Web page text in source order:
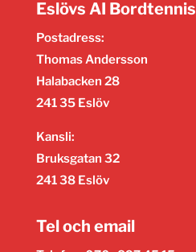
Eslövs AI Bordtennis
Postadress:
Thomas Andersson
Halabacken 28
241 35 Eslöv
Kansli:
Bruksgatan 32
241 38 Eslöv
Tel och email